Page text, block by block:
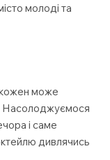
молоді та
може
Насолоджуємося
і саме
дивлячись